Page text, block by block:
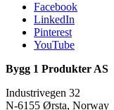
Facebook
LinkedIn
Pinterest
YouTube
Bygg 1 Produkter AS
Industrivegen 32
N-6155 Ørsta, Norway